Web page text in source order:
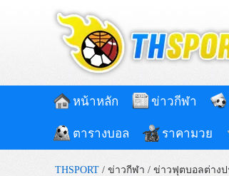
หน้าหลัก ข่าวกีฬา
ตารางบอล ราคามวย
THSPORT / ข่าวกีฬา / ข่าวฟุตบอลต่างป